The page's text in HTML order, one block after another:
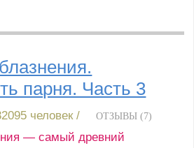
парня. Часть 3
человек / ОТЗЫВЫ (7)
— самый древний